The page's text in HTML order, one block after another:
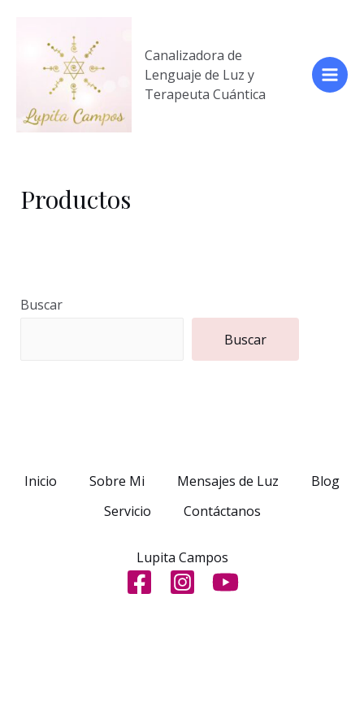
contenido
Canalizadora de
Lenguaje de Luz y
Terapeuta Cuántica
Main
Productos
Buscar
Buscar
Inicio Sobre Mi Mensajes de Luz
Blog
Servicio
Contáctanos
Lupita Campos